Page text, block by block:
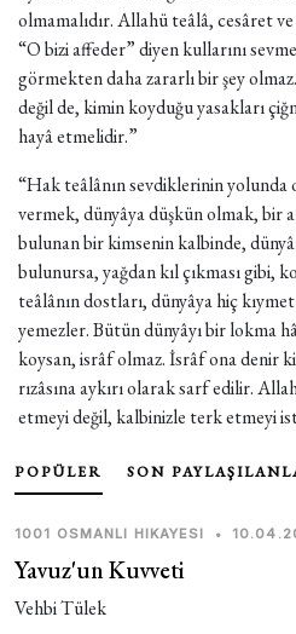
olmamalıdır. Allahü teâlâ, cesâret
“O bizi affeder” diyen kullarını
görmekten daha zararlı bir şey
değil de, kimin koyduğu yasakları
hayâ etmelidir.”
“Hak teâlânın sevdiklerinin yolunda
vermek, dünyâya düşkün olmak, bir
bulunan bir kimsenin kalbinde,
bulunursa, yağdan kıl çıkması gibi,
teâlânın dostları, dünyâya hiç
yemezler. Bütün dünyâyı bir lokma
koysan, isrâf olmaz. İsrâf ona denir
rızâsına aykırı olarak sarf edilir.
etmeyi değil, kalbinizle terk etmeyi
POPÜLER SON
1001 OSMANLI HIKAYESI •
Yavuz'un Kuvveti
Vehbi Tülek